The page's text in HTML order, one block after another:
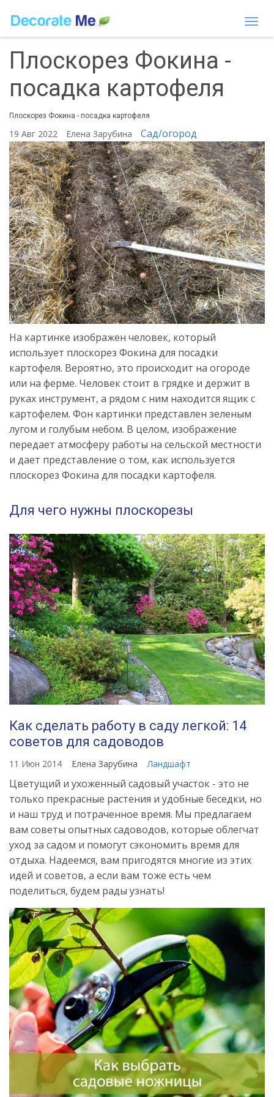
Плоскорез Фокина -
посадка картофеля
Плоскорез Фокина - посадка картофеля
19 Авг 2022 Елена Зарубина Сад/огород
На картинке изображен человек, который
использует плоскорез Фокина для посадки
картофеля. Вероятно, это происходит на огороде
или на ферме. Человек стоит в грядке и держит в
руках инструмент, а рядом с ним находится ящик с
картофелем. Фон картинки представлен зеленым
лугом и голубым небом. В целом, изображение
передает атмосферу работы на сельской местности
и дает представление о том, как используется
плоскорез Фокина для посадки картофеля.
Для чего нужны плоскорезы
Как сделать работу в саду легкой: 14
советов для садоводов
11 Июн 2014 Елена Зарубина Ландшафт
Цветущий и ухоженный садовый участок - это не
только прекрасные растения и удобные беседки, но
и наш труд и потраченное время. Мы предлагаем
вам советы опытных садоводов, которые облегчат
уход за садом и помогут сэкономить время для
отдыха. Надеемся, вам пригодятся многие из этих
идей и советов, а если вам тоже есть чем
поделиться, будем рады узнать!